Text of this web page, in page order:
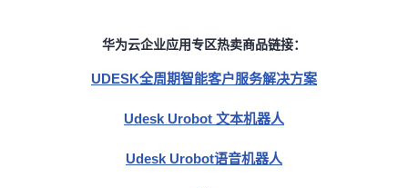
华为云企业应用专区热卖商品链接：
UDESK全周期智能客户服务解决方案
Udesk Urobot 文本机器人
Udesk Urobot语音机器人